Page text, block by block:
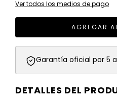
Ver todos los medios de pago
Garantía oficial por 5
DETALLES DEL